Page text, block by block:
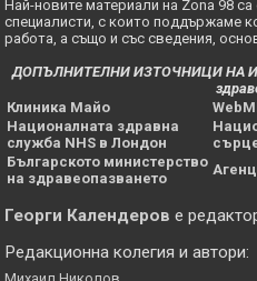
Най-новите материали на Zona 98 са
специалисти, с които поддържаме
работа, а също и със сведения,
ДОПЪЛНИТЕЛНИ ИЗТОЧНИЦИ НА
Клиника Майо
Националната здравна
служба NHS в Лондон
Българското министерство
на здравеопазването
Георги Календеров е
Редакционна колегия и автори: